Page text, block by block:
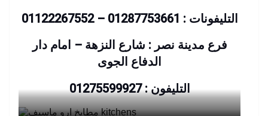
التليفونات : 01287753661 – 01122267552
فرع مدينة نصر : شارع النزهة – امام دار
الدفاع الجوى
التليفون : 01275599927